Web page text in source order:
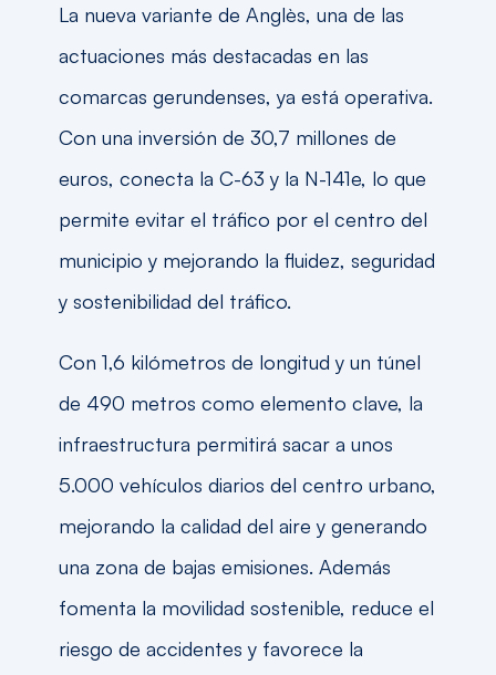
La nueva variante de Anglès, una de las
actuaciones más destacadas en las
comarcas gerundenses, ya está operativa.
Con una inversión de 30,7 millones de
euros, conecta la C-63 y la N-141e, lo que
permite evitar el tráfico por el centro del
municipio y mejorando la fluidez, seguridad
y sostenibilidad del tráfico.
Con 1,6 kilómetros de longitud y un túnel
de 490 metros como elemento clave, la
infraestructura permitirá sacar a unos
5.000 vehículos diarios del centro urbano,
mejorando la calidad del aire y generando
una zona de bajas emisiones. Además
fomenta la movilidad sostenible, reduce el
riesgo de accidentes y favorece la